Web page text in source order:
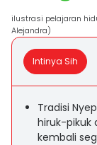
ilustrasi pelajaran
Alejandra)
Intinya Sih
Tradisi
hiruk-pikuk
kembali